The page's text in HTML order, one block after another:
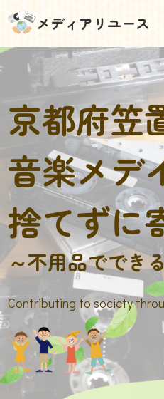
メディアリユース
京都府笠
音楽メデ
捨てずに
～不用品ででき
Contributing to society